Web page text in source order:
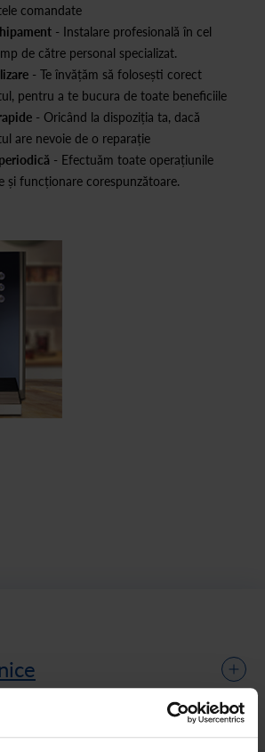
comandate
- Instalare profesională în cel
de către personal specializat.
- Te învățăm să folosești corect
pentru a te bucura de toate beneficiile
- Oricând la dispoziția ta, dacă
are nevoie de o reparație
- Efectuăm toate operațiunile
și funcționare corespunzătoare.